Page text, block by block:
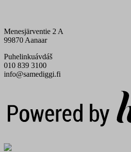
Menesjärventie 2 A
99870 Aanaar
Puhelinkuávdáš
010 839 3100
info@samediggi.fi